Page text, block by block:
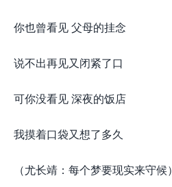
你也曾看见 父母的挂念
说不出再见又闭紧了口
可你没看见 深夜的饭店
我摸着口袋又想了多久
（尤长靖：每个梦要现实来守候）